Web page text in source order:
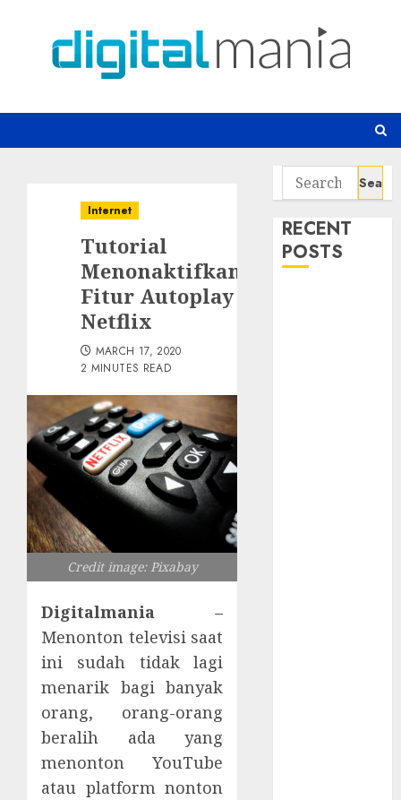
Internet
Tutorial
Menonaktifkan
Fitur Autoplay
Netflix
MARCH 17, 2020
2 MINUTES READ
Credit image: Pixabay
Digitalmania –
Menonton televisi saat
ini sudah tidak lagi
menarik bagi banyak
orang, orang-orang
beralih ada yang
menonton YouTube
atau platform nonton
Search
for:
RECENT
POSTS